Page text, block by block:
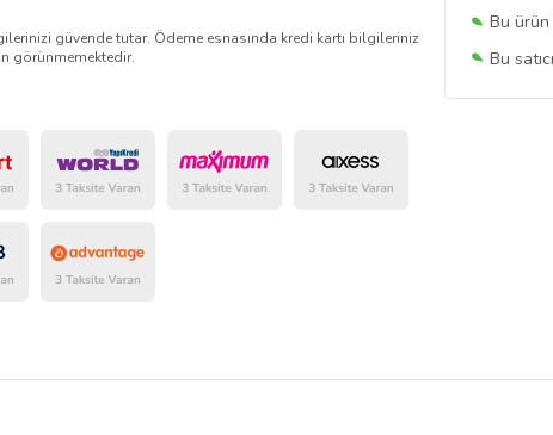
Bu ürün
Bu
Bu
güvende tutar. Ödeme esnasında kredi kartı bilgileriniz
görünmemektedir.